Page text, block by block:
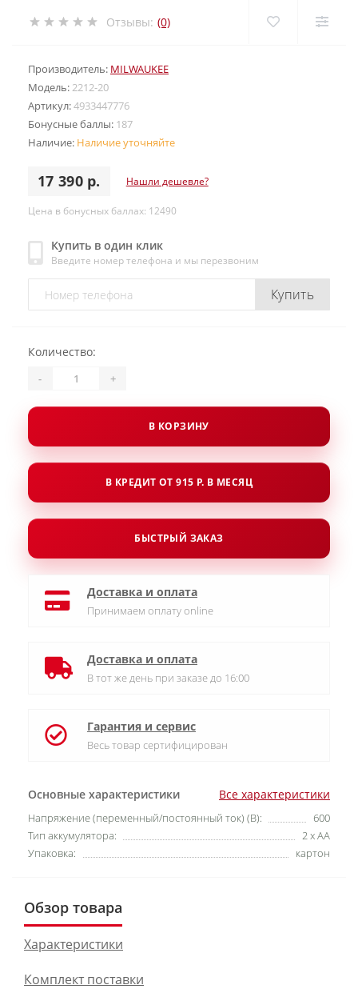
Отзывы: (0)
Производитель: MILWAUKEE
Модель:2212-20
Артикул:4933447776
Бонусные баллы: 187
Наличие: Наличие уточняйте
17 390 р. Нашли дешевле?
Цена в бонусных баллах: 12490
Купить в один клик
Введите номер телефона и мы перезвоним
Купить
Основные характеристики Все характеристики
Напряжение (переменный/постоянный ток) (В):
600
Тип аккумулятора:
2 х АА
Упаковка:
картон
Количество:
- +
В КОРЗИНУ
В КРЕДИТ ОТ 915 Р. В МЕСЯЦ
БЫСТРЫЙ ЗАКАЗ
Доставка и оплата
Принимаем оплату online
Доставка и оплата
В тот же день при заказе до 16:00
Гарантия и сервис
Весь товар сертифицирован
Обзор товара
Характеристики
Комплект поставки